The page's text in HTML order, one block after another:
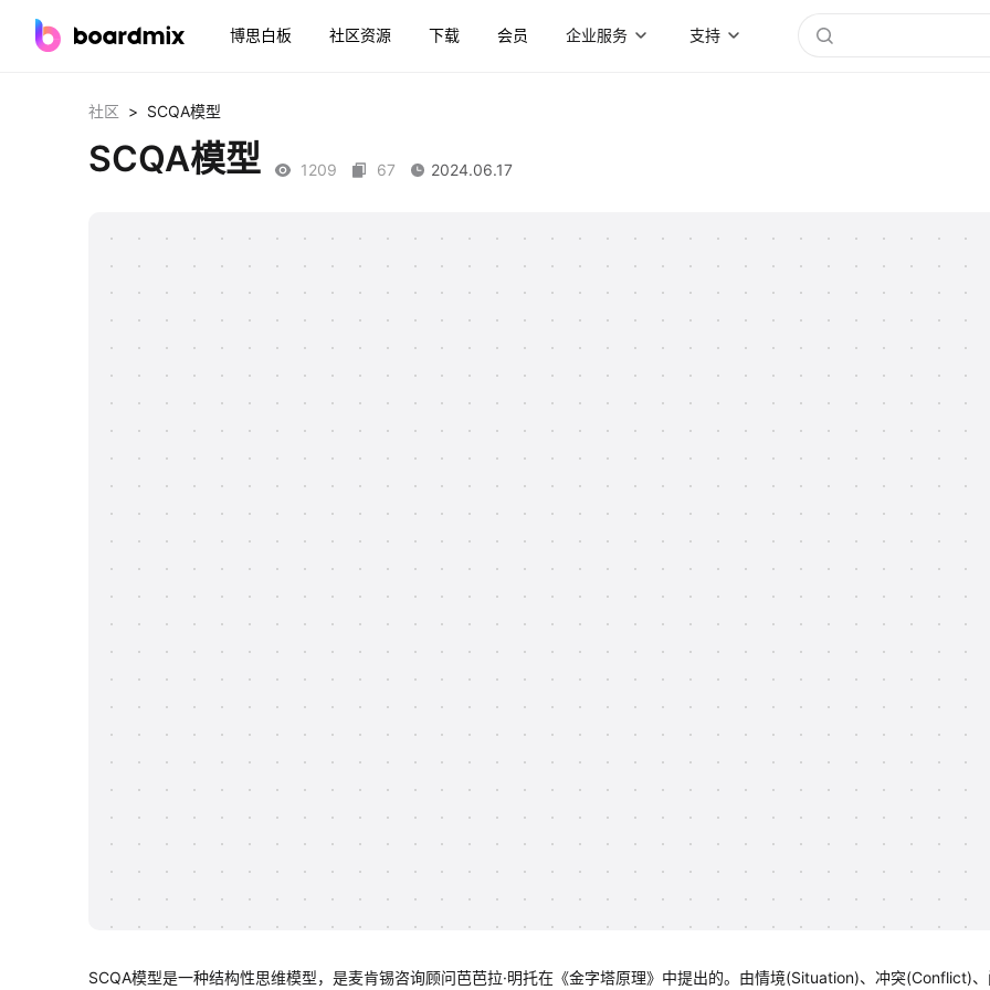
博思白板 社区资源 下载 会员 企业服务 支持
社区 > SCQA模型
SCQA模型 1209 67 2024.06.17
SCQA模型是一种结构性思维模型，是麦肯锡咨询顾问芭芭拉·明托在《金字塔原理》中提出的。由情境(Situation)、冲突(Conflict)